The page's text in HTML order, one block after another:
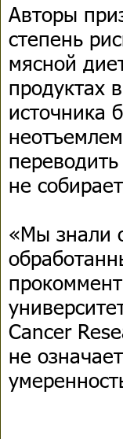
Авторы
степень
мясной
продуктах
источника
не
«Мы знали
Cancer
не